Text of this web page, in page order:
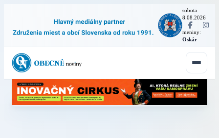
sobota
8.08.2026
·
meniny:
Oskár